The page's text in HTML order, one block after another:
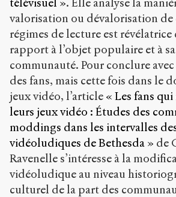
valorisation ou dévalorisation
régimes de lecture est révélatrice
rapport à l’objet populaire et à sa
communauté. Pour conclure
des fans, mais cette fois dans le
jeux vidéo, l’article « Les fans
leurs jeux vidéo : Études des
moddings dans les intervalles
vidéoludiques de Bethesda » de
Ravenelle s’intéresse à la
vidéoludique au niveau
culturel de la part des